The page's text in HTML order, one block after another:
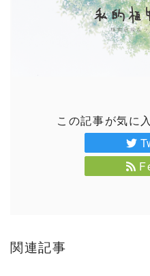
この記事が気に
関連記事